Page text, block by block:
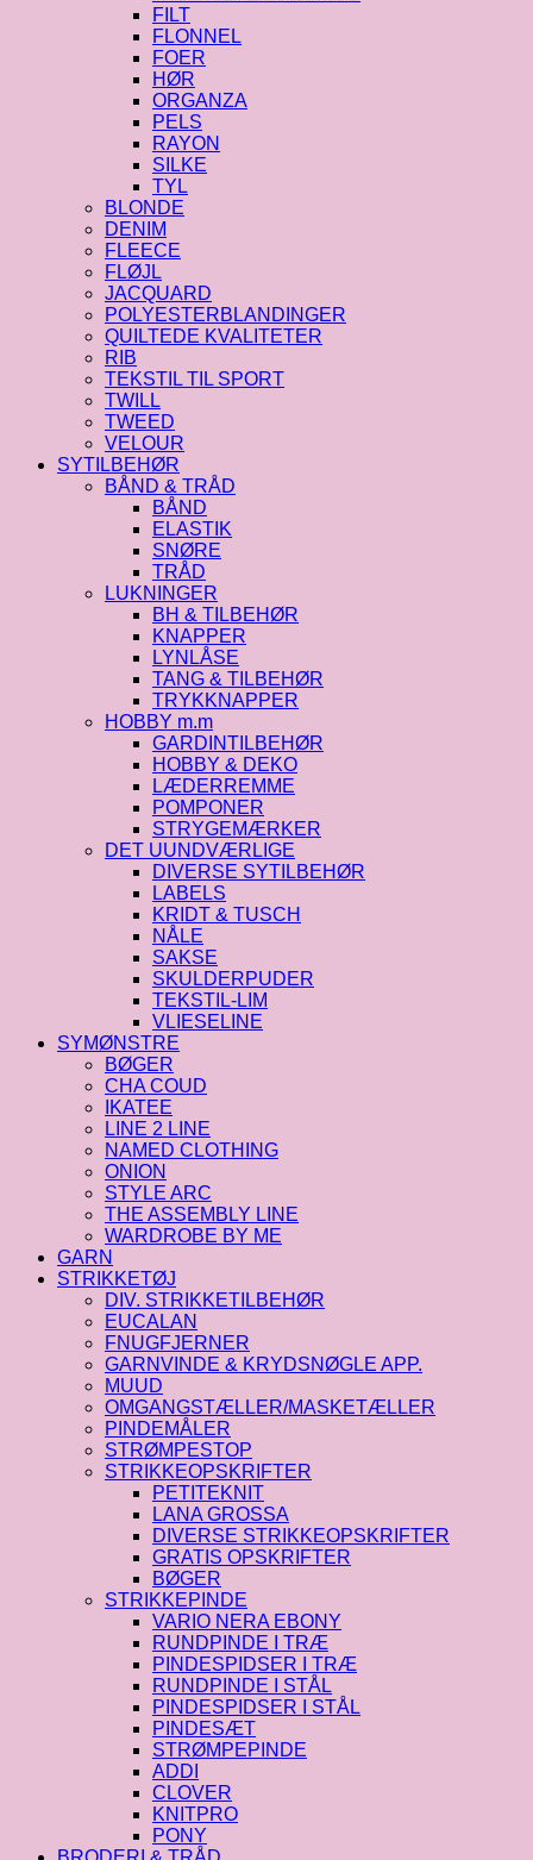
FILT
FLONNEL
FOER
HØR
ORGANZA
PELS
RAYON
SILKE
TYL
BLONDE
DENIM
FLEECE
FLØJL
JACQUARD
POLYESTERBLANDINGER
QUILTEDE KVALITETER
RIB
TEKSTIL TIL SPORT
TWILL
TWEED
VELOUR
SYTILBEHØR
BÅND & TRÅD
BÅND
ELASTIK
SNØRE
TRÅD
LUKNINGER
BH & TILBEHØR
KNAPPER
LYNLÅSE
TANG & TILBEHØR
TRYKKNAPPER
HOBBY m.m
GARDINTILBEHØR
HOBBY & DEKO
LÆDERREMME
POMPONER
STRYGEMÆRKER
DET UUNDVÆRLIGE
DIVERSE SYTILBEHØR
LABELS
KRIDT & TUSCH
NÅLE
SAKSE
SKULDERPUDER
TEKSTIL-LIM
VLIESELINE
SYMØNSTRE
BØGER
CHA COUD
IKATEE
LINE 2 LINE
NAMED CLOTHING
ONION
STYLE ARC
THE ASSEMBLY LINE
WARDROBE BY ME
GARN
STRIKKETØJ
DIV. STRIKKETILBEHØR
EUCALAN
FNUGFJERNER
GARNVINDE & KRYDSNØGLE APP.
MUUD
OMGANGSTÆLLER/MASKETÆLLER
PINDEMÅLER
STRØMPESTOP
STRIKKEOPSKRIFTER
PETITEKNIT
LANA GROSSA
DIVERSE STRIKKEOPSKRIFTER
GRATIS OPSKRIFTER
BØGER
STRIKKEPINDE
VARIO NERA EBONY
RUNDPINDE I TRÆ
PINDESPIDSER I TRÆ
RUNDPINDE I STÅL
PINDESPIDSER I STÅL
PINDESÆT
STRØMPEPINDE
ADDI
CLOVER
KNITPRO
PONY